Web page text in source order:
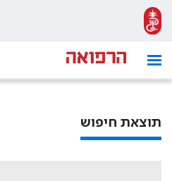
תוצאת חיפוש